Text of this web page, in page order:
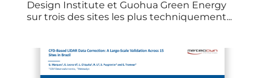
Design Institute et Guohua Green Energy
sur trois des sites les plus techniquement...